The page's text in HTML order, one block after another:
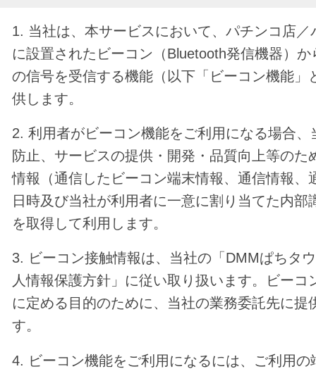
1. 当社は、本サービスにおいて、パチンコ店
に設置されたビーコン（Bluetooth発信機器）
の信号を受信する機能（以下「ビーコン機能」
供します。
2. 利用者がビーコン機能をご利用になる場合
防止、サービスの提供・開発・品質向上等のた
情報（通信したビーコン端末情報、通信情報、
日時及び当社が利用者に一意に割り当てた内部
を取得して利用します。
3. ビーコン接触情報は、当社の「DMMぱちタ
人情報保護方針」に従い取り扱います。ビーコ
に定める目的のために、当社の業務委託先に提
す。
4. ビーコン機能をご利用になるには、ご利用の